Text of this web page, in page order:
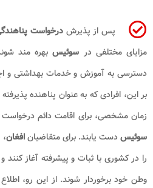
پس از پذیرشدرخواست
مزایای مختلفی در سوئیسبهره مند
دسترسی به آموزش و خدمات بهداشتی و
بر این، افرادی که به عنوان پناهنده
زمان مشخصی، برای اقامت دائم
سوئیسدست یابند. برای متقاضیانافغان
را در کشوری با ثبات و پیشرفته آغاز
وطن خود برخوردار شوند. از این رو،